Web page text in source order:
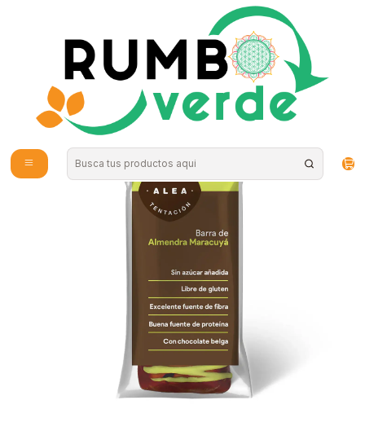
Envío gratis por compras sobre los 59.990 en la provincia de Santiago
Snacks Saludables